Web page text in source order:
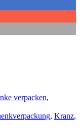
verpacken,
, Kranz,